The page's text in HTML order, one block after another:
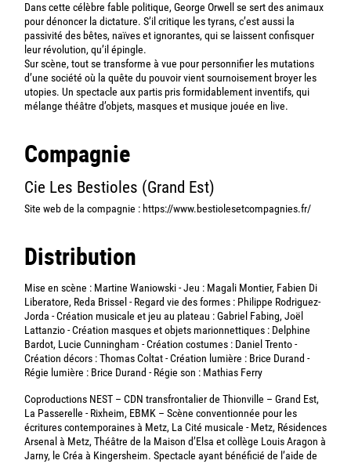
Dans cette célèbre fable politique, George Orwell se sert des animaux
pour dénoncer la dictature. S’il critique les tyrans, c’est aussi la
passivité des bêtes, naïves et ignorantes, qui se laissent confisquer
leur révolution, qu’il épingle.
Sur scène, tout se transforme à vue pour personnifier les mutations
d’une société où la quête du pouvoir vient sournoisement broyer les
utopies. Un spectacle aux partis pris formidablement inventifs, qui
mélange théâtre d’objets, masques et musique jouée en live.
Compagnie
Cie Les Bestioles (Grand Est)
Site web de la compagnie : https://www.bestiolesetcompagnies.fr/
Distribution
Mise en scène : Martine Waniowski - Jeu : Magali Montier, Fabien Di
Liberatore, Reda Brissel - Regard vie des formes : Philippe Rodriguez-
Jorda - Création musicale et jeu au plateau : Gabriel Fabing, Joël
Lattanzio - Création masques et objets marionnettiques : Delphine
Bardot, Lucie Cunningham - Création costumes : Daniel Trento -
Création décors : Thomas Coltat - Création lumière : Brice Durand -
Régie lumière : Brice Durand - Régie son : Mathias Ferry
Coproductions NEST – CDN transfrontalier de Thionville – Grand Est,
La Passerelle - Rixheim, EBMK – Scène conventionnée pour les
écritures contemporaines à Metz, La Cité musicale - Metz, Résidences
Arsenal à Metz, Théâtre de la Maison d’Elsa et collège Louis Aragon à
Jarny, le Créa à Kingersheim. Spectacle ayant bénéficié de l’aide de